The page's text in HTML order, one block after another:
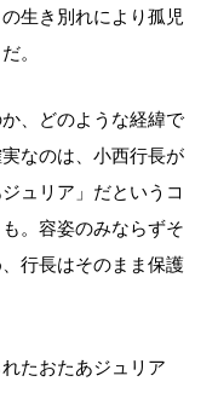
生き別れにより孤児
。
、どのような経緯で
なのは、小西行長が
ュリア」だというコ
。容姿のみならずそ
行長はそのまま保護
たおたあジュリア